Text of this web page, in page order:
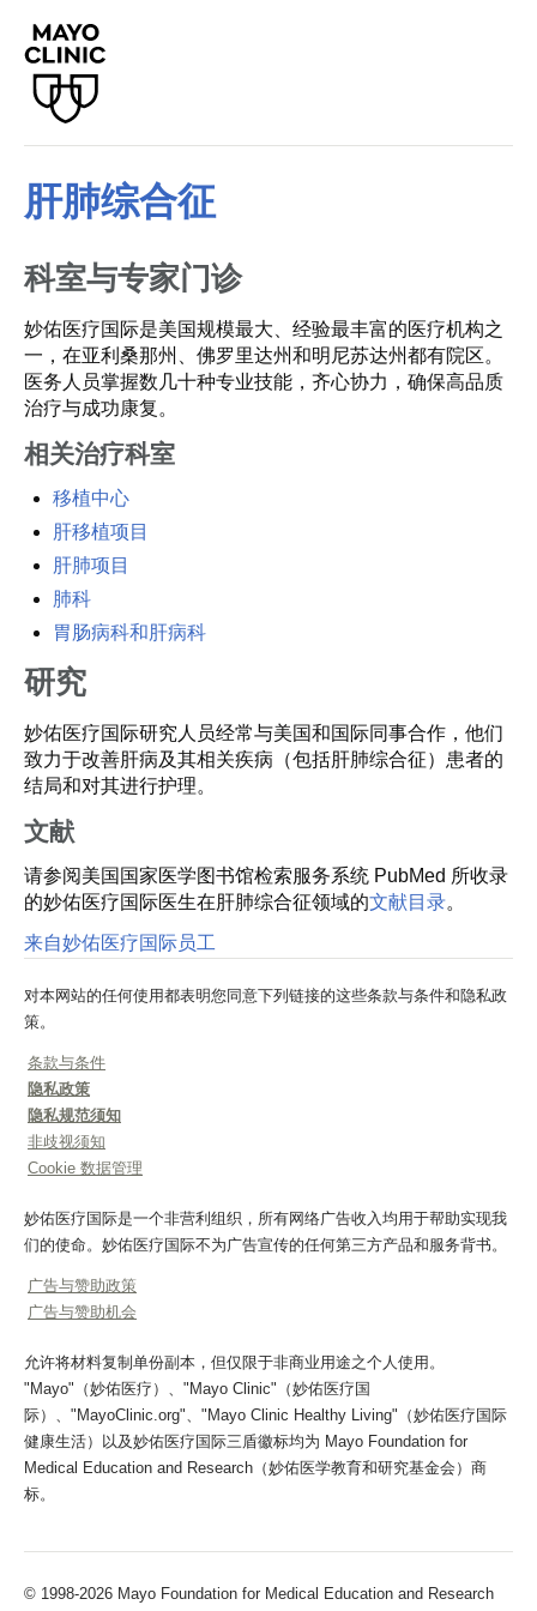
肝肺综合征
科室与专家门诊
妙佑医疗国际是美国规模最大、经验最丰富的医疗机构之
一，在亚利桑那州、佛罗里达州和明尼苏达州都有院区。
医务人员掌握数几十种专业技能，齐心协力，确保高品质
治疗与成功康复。
相关治疗科室
移植中心
肝移植项目
肝肺项目
肺科
胃肠病科和肝病科
研究
妙佑医疗国际研究人员经常与美国和国际同事合作，他们
致力于改善肝病及其相关疾病（包括肝肺综合征）患者的
结局和对其进行护理。
文献
请参阅美国国家医学图书馆检索服务系统 PubMed 所收录
的妙佑医疗国际医生在肝肺综合征领域的文献目录。
来自妙佑医疗国际员工
对本网站的任何使用都表明您同意下列链接的这些条款与条件和隐私政
策。
条款与条件
隐私政策
隐私规范须知
非歧视须知
Cookie 数据管理
妙佑医疗国际是一个非营利组织，所有网络广告收入均用于帮助实现我
们的使命。妙佑医疗国际不为广告宣传的任何第三方产品和服务背书。
广告与赞助政策
广告与赞助机会
允许将材料复制单份副本，但仅限于非商业用途之个人使用。
"Mayo"（妙佑医疗）、"Mayo Clinic"（妙佑医疗国
际）、"MayoClinic.org"、"Mayo Clinic Healthy Living"（妙佑医疗国际
健康生活）以及妙佑医疗国际三盾徽标均为 Mayo Foundation for
Medical Education and Research（妙佑医学教育和研究基金会）商
标。
© 1998-2026 Mayo Foundation for Medical Education and Research